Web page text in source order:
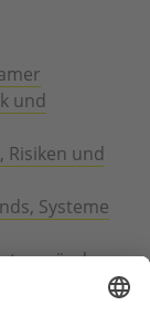
und
Risiken und
Systeme
verändern
Netze und